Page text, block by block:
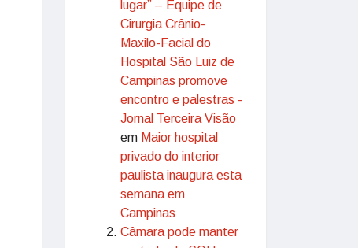
lugar” – Equipe de
Cirurgia Crânio-
Maxilo-Facial do
Hospital São Luiz de
Campinas promove
encontro e palestras -
Jornal Terceira Visão
em Maior hospital
privado do interior
paulista inaugura esta
semana em
Campinas
Câmara pode manter